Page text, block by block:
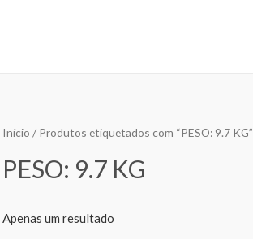
Início / Produtos etiquetados com “PESO: 9.7 KG”
PESO: 9.7 KG
Apenas um resultado